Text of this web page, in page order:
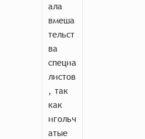
ала
вмеша
тельст
ва
специа
листов
, так
как
игольч
атые